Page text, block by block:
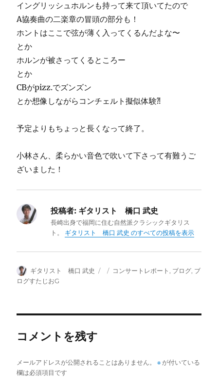
イングリッシュホルンも持って来て頂いてたので
A協奏曲の二楽章の冒頭の部分も！
ホントはここで弦が薄く入ってくるんだよな〜
とか
ホルンが被さってくるところー
とか
CBがpizz.でズンズン
とか想像しながらコンチェルト擬似体験⁈
予定よりもちょっと長くなって終了。
小林さん、柔らかい音色で吹いて下さって有難うご
ざいました！
投稿者: ギタリスト 橋口 武史
長崎出身で福岡に住む自然派クラシックギタリス
ト。 ギタリスト 橋口 武史 のすべての投稿を表示
投
稿
ギタリスト 橋口 武史
投 カ
コンサートレポート , ブログ, ブ
ログすたじおG
コメントを残す
メールアドレスが公開されることはありません。 ※ が付いている
欄は必須項目です